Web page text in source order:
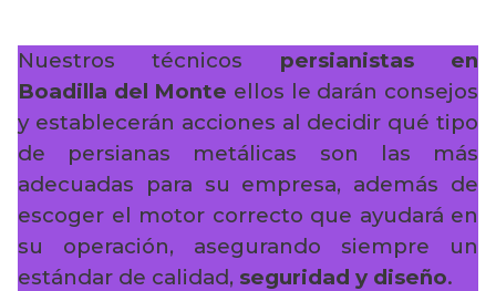
Nuestros técnicos persianistas en
Boadilla del Monte ellos le darán consejos
y establecerán acciones al decidir qué tipo
de persianas metálicas son las más
adecuadas para su empresa, además de
escoger el motor correcto que ayudará en
su operación, asegurando siempre un
estándar de calidad, seguridad y diseño.